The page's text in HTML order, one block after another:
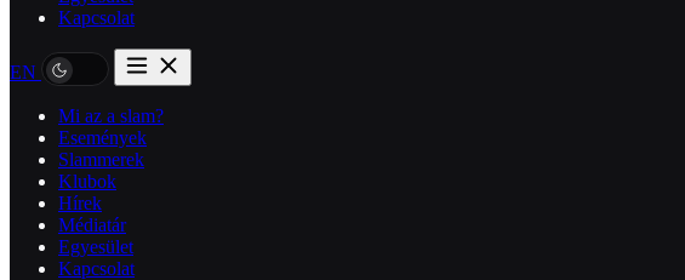
Kapcsolat
EN
Mi az a slam?
Események
Slammerek
Klubok
Hírek
Médiatár
Egyesület
Kapcsolat